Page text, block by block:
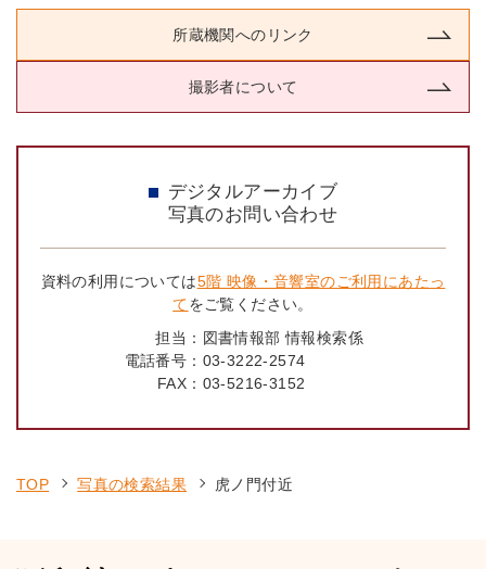
所蔵機関へのリンク
撮影者について
デジタルアーカイブ
写真のお問い合わせ
資料の利用については5階 映像・音響室のご利用にあたっ
てをご覧ください。
担当： 図書情報部 情報検索係
電話番号： 03-3222-2574
FAX： 03-5216-3152
TOP 写真の検索結果 虎ノ門付近